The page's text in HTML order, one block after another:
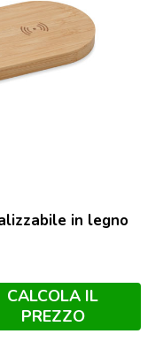
in legno
CALCOLA IL
PREZZO